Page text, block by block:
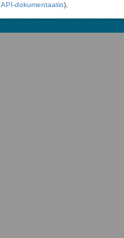
API-dokumentaatio).